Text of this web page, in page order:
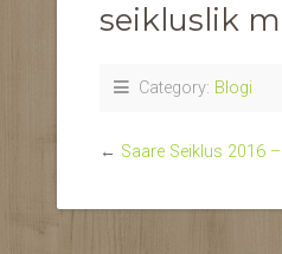
seikluslik
Category: Blogi
← Saare Seiklus 2016